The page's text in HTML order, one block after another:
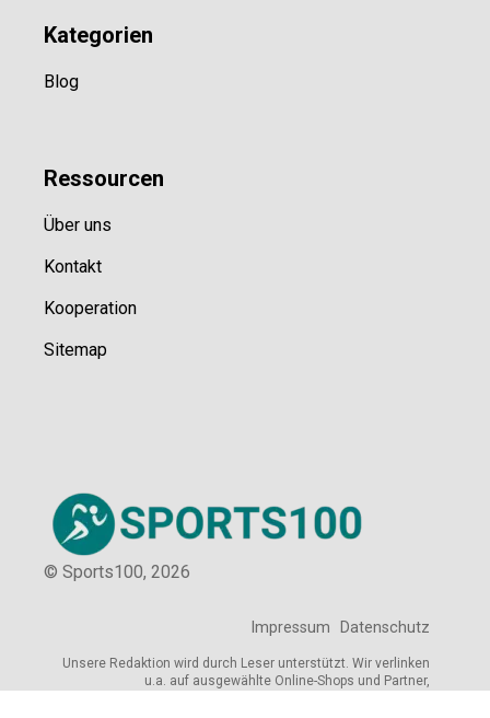
Kategorien
Blog
Ressourcen
Über uns
Kontakt
Kooperation
Sitemap
© Sports100, 2026
Impressum Datenschutz
Unsere Redaktion wird durch Leser unterstützt. Wir verlinken
u.a. auf ausgewählte Online-Shops und Partner,